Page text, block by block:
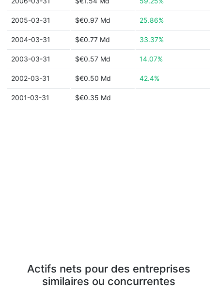
2005-03-31 $€0.97 Md 25.86%
2004-03-31 $€0.77 Md 33.37%
2003-03-31 $€0.57 Md 14.07%
2002-03-31 $€0.50 Md 42.4%
2001-03-31 $€0.35 Md
Actifs nets pour des entreprises
similaires ou concurrentes